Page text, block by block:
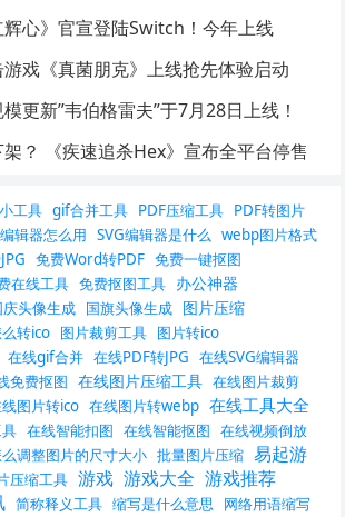
心》官宣登陆Switch！今年上线
戏《真菌朋克》上线抢先体验启动
更新”韦伯格雷夫”于7月28日上线！
？ 《疾速追杀Hex》宣布全平台停售
工具 gif合并工具 PDF压缩工具 PDF转图片
辑器怎么用 SVG编辑器是什么 webp图片格式
免费Word转PDF 免费一键抠图
在线工具 免费抠图工具 办公神器
庆头像生成 国旗头像生成 图片压缩
转ico 图片裁剪工具 图片转ico
在线gif合并 在线PDF转JPG 在线SVG编辑器
免费抠图 在线图片压缩工具 在线图片裁剪
图片转ico 在线图片转webp 在线工具大全
在线智能扣图 在线智能抠图 在线视频倒放
调整图片的尺寸大小 批量图片压缩 易起游
压缩工具 游戏 游戏大全 游戏推荐
简称释义工具 缩写是什么意思
网络用语缩写